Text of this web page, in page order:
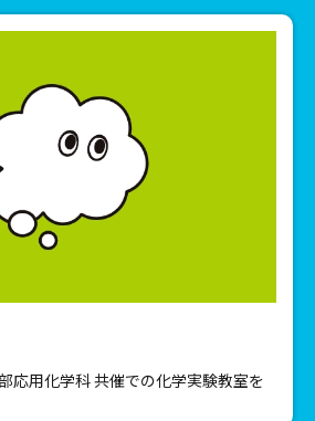
応用化学科 共催での化学実験教室を